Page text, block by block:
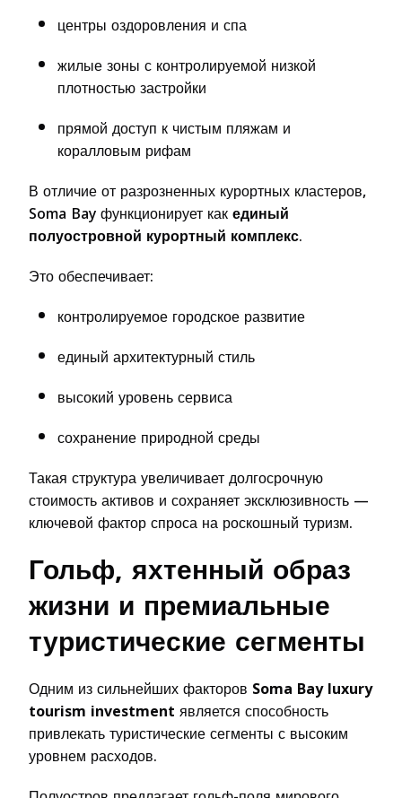
центры оздоровления и спа
жилые зоны с контролируемой низкой
плотностью застройки
прямой доступ к чистым пляжам и
коралловым рифам
В отличие от разрозненных курортных кластеров,
Soma Bay функционирует какединый
полуостровной курортный комплекс.
Это обеспечивает:
контролируемое городское развитие
единый архитектурный стиль
высокий уровень сервиса
сохранение природной среды
Такая структура увеличивает долгосрочную
стоимость активов и сохраняет эксклюзивность —
ключевой фактор спроса на роскошный туризм.
Гольф, яхтенный образ
жизни и премиальные
туристические сегменты
Одним из сильнейших факторов Soma Bay luxury
tourism investmentявляется способность
привлекать туристические сегменты с высоким
уровнем расходов.